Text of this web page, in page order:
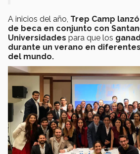
A inicios del año, Trep Camp
de beca en conjunto con
Universidades para que los
durante un verano en
del mundo.